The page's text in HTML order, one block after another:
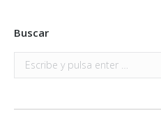
Buscar
Buscar: